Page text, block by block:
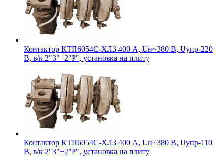
Контактор КТП6054С-ХЛ3 400 А, Uн~380 В, Uупр-220
В, в/к 2"З"+2"Р", установка на плиту
Контактор КТП6054С-ХЛ3 400 А, Uн~380 В, Uупр-110
В, в/к 2"З"+2"Р", установка на плиту